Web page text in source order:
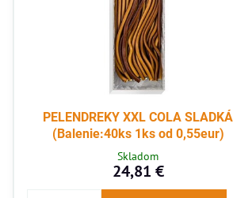
PELENDREKY XXL COLA SLADKÁ
(Balenie:40ks 1ks od 0,55eur)
Skladom
24,81 €